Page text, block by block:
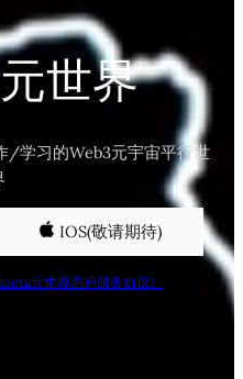
世界
习的Web3元宇宙平行世
IOS(敬请期待)
元世界用户服务协议》